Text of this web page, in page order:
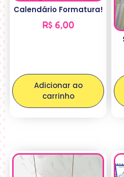
Calendário Formatura!
R$6,00
Adicionar ao
carrinho